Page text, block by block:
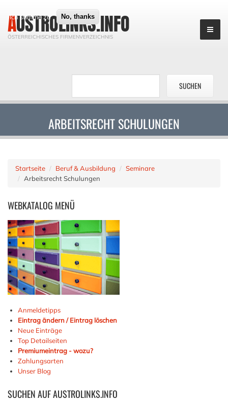
Ich stimme zu No, thanks
AUSTROLINKS.INFO
ÖSTERREICHISCHES FIRMENVERZEICHNIS
ARBEITSRECHT SCHULUNGEN
Startseite Beruf & Ausbildung
Seminare
Arbeitsrecht Schulungen
WEBKATALOG MENÜ
Anmeldetipps
Eintrag ändern / Eintrag löschen
Neue Einträge
Top Detailseiten
Premiumeintrag - wozu?
Zahlungsarten
Unser Blog
SUCHENAUF AUSTROLINKS.INFO